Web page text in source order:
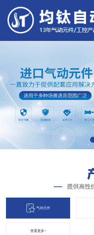
气动元件
查看更多+